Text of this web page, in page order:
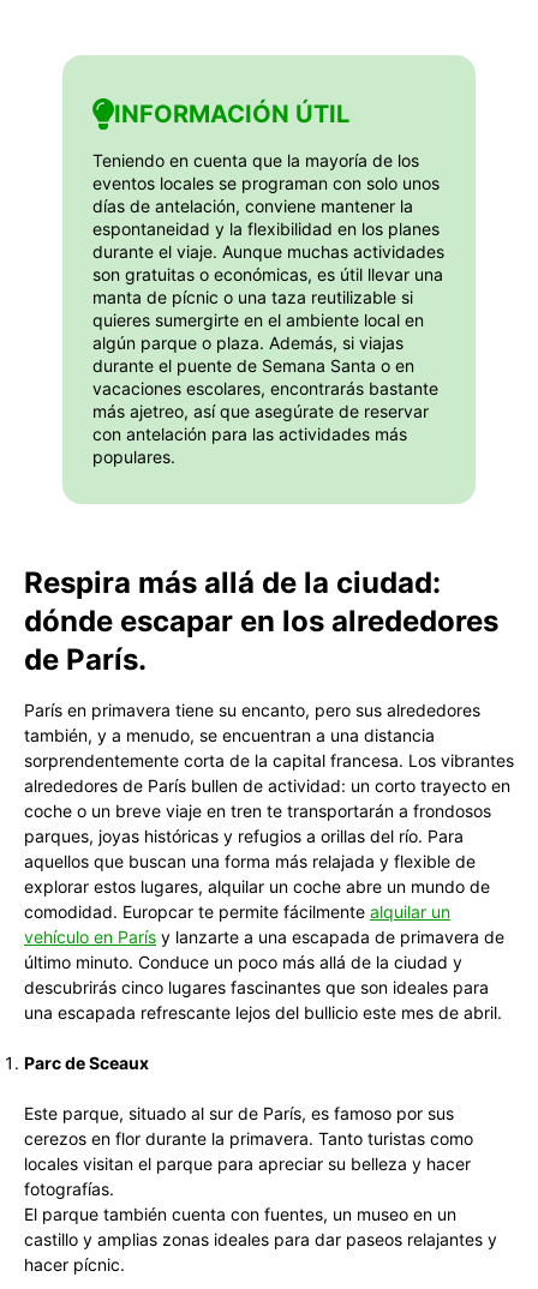
INFORMACIÓN ÚTIL
Teniendo en cuenta que la mayoría de los
eventos locales se programan con solo unos
días de antelación, conviene mantener la
espontaneidad y la flexibilidad en los planes
durante el viaje. Aunque muchas actividades
son gratuitas o económicas, es útil llevar una
manta de pícnic o una taza reutilizable si
quieres sumergirte en el ambiente local en
algún parque o plaza. Además, si viajas
durante el puente de Semana Santa o en
vacaciones escolares, encontrarás bastante
más ajetreo, así que asegúrate de reservar
con antelación para las actividades más
populares.
Respira más allá de la ciudad:
dónde escapar en los alrededores
de París.
París en primavera tiene su encanto, pero sus alrededores
también, y a menudo, se encuentran a una distancia
sorprendentemente corta de la capital francesa. Los vibrantes
alrededores de París bullen de actividad: un corto trayecto en
coche o un breve viaje en tren te transportarán a frondosos
parques, joyas históricas y refugios a orillas del río. Para
aquellos que buscan una forma más relajada y flexible de
explorar estos lugares, alquilar un coche abre un mundo de
comodidad. Europcar te permite fácilmente alquilar un
vehículo en París y lanzarte a una escapada de primavera de
último minuto. Conduce un poco más allá de la ciudad y
descubrirás cinco lugares fascinantes que son ideales para
una escapada refrescante lejos del bullicio este mes de abril.
Parc de Sceaux
Este parque, situado al sur de París, es famoso por sus
cerezos en flor durante la primavera. Tanto turistas como
locales visitan el parque para apreciar su belleza y hacer
fotografías.
El parque también cuenta con fuentes, un museo en un
castillo y amplias zonas ideales para dar paseos relajantes y
hacer pícnic.